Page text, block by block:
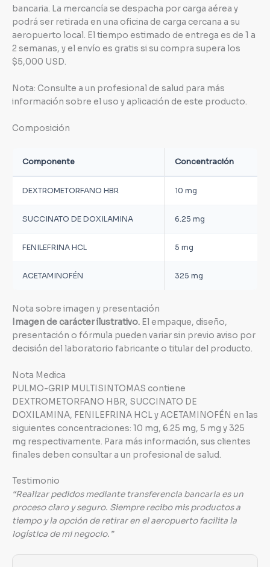
bancaria. La mercancía se despacha por carga aérea y
podrá ser retirada en una oficina de carga cercana a su
aeropuerto local. El tiempo estimado de entrega es de 1 a
2 semanas, y el envío es gratis si su compra supera los
$5,000 USD.
Nota: Consulte a un profesional de salud para más
información sobre el uso y aplicación de este producto.
Composición
Componente Concentración
DEXTROMETORFANO HBR 10 mg
SUCCINATO DE DOXILAMINA 6.25 mg
FENILEFRINA HCL 5 mg
ACETAMINOFÉN 325 mg
Nota sobre imagen y presentación
Imagen de carácter ilustrativo. El empaque, diseño,
presentación o fórmula pueden variar sin previo aviso por
decisión del laboratorio fabricante o titular del producto.
Nota Medica
PULMO-GRIP MULTISINTOMAS contiene
DEXTROMETORFANO HBR, SUCCINATO DE
DOXILAMINA, FENILEFRINA HCL y ACETAMINOFÉN en las
siguientes concentraciones: 10 mg, 6.25 mg, 5 mg y 325
mg respectivamente. Para más información, sus clientes
finales deben consultar a un profesional de salud.
Testimonio
“Realizar pedidos mediante transferencia bancaria es un
proceso claro y seguro. Siempre recibo mis productos a
tiempo y la opción de retirar en el aeropuerto facilita la
logística de mi negocio.”